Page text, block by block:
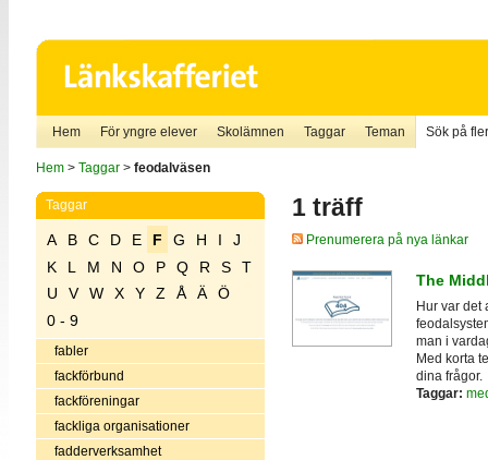
Hem För yngre elever Skolämnen Taggar Teman Sök på
Hem> Taggar> feodalväsen
Taggar
A B C D E F G H I
J
K
L M N O P Q R S
T
U
V W X Y Z Å Ä
Ö
0 - 9
fabler
fackförbund
fackföreningar
fackliga organisationer
fadderverksamhet
1 träff
Prenumerera på nya länkar
The
Hur var det
man i
Med korta
dina frågor.
Taggar: